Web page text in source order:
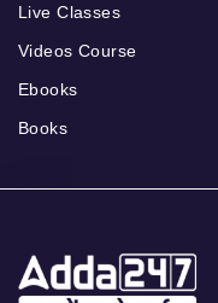
Live Classes
Videos Course
Ebooks
Books